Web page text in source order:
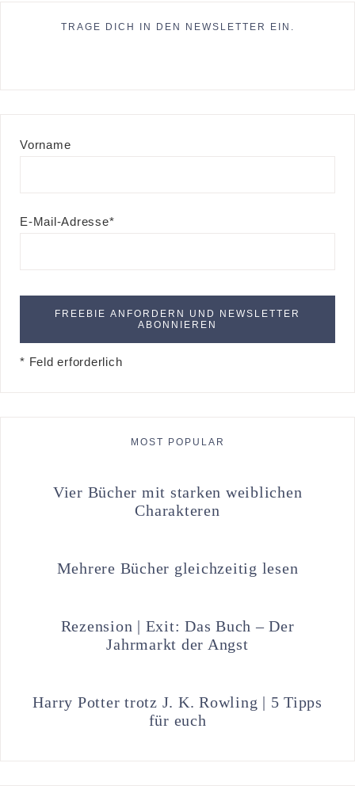
TRAGE DICH IN DEN NEWSLETTER EIN.
Vorname
E-Mail-Adresse*
* Feld erforderlich
MOST POPULAR
Vier Bücher mit starken weiblichen
Charakteren
Mehrere Bücher gleichzeitig lesen
Rezension | Exit: Das Buch – Der
Jahrmarkt der Angst
Harry Potter trotz J. K. Rowling | 5 Tipps
für euch